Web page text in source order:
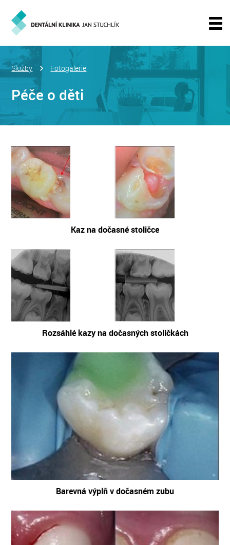
Péče o děti
Služby Fotogalerie
Kaz na dočasné stoličce
Rozsáhlé kazy na dočasných stoličkách
Barevná výplň v dočasném zubu